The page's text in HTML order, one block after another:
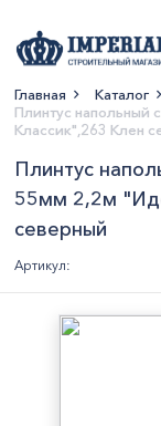
Главная Каталог
Плинтус напольный
Классик",263 Клен
Плинтус
55мм 2,2м
северный
Артикул: